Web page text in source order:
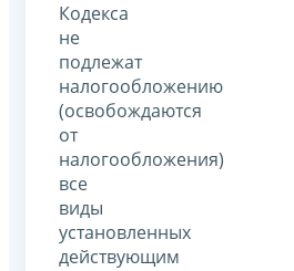
Кодекса
не
подлежат
налогообложению
(освобождаются
от
налогообложения)
все
виды
установленных
действующим